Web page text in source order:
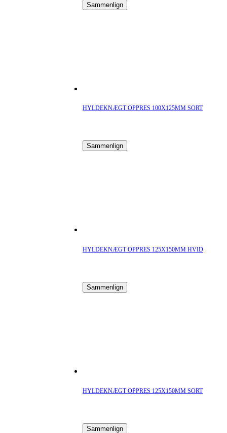
Sammenlign
HYLDEKNÆGT OPPRES 100X125MM SORT
Sammenlign
HYLDEKNÆGT OPPRES 125X150MM HVID
Sammenlign
HYLDEKNÆGT OPPRES 125X150MM SORT
Sammenlign